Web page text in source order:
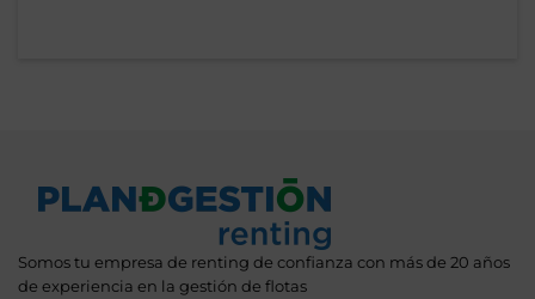
Somos tu empresa de renting de confianza con más de 20 años
de experiencia en la gestión de flotas